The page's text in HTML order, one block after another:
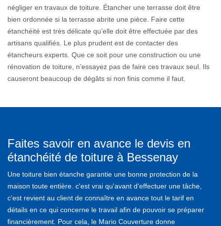
négliger en travaux de toiture. Étancher une terrasse doit être
bien ordonnée si la terrasse abrite une pièce. Faire cette
étanchéité est très délicate qu’elle doit être effectuée par des
artisans qualifiés. Le plus prudent est de contacter des
étancheurs experts. Que ce soit pour une construction ou une
rénovation de toiture, n’essayez pas de faire ces travaux seul. Ils
causeront beaucoup de dégâts si non finis comme il faut.
Faites savoir en avance le devis en
étanchéité de toiture à Bessenay
Une toiture bien étanche garantie une bonne protection de la
maison toute entière. c'est vrai qu'avant d'effectuer une tâche,
c'est revient au client de connaître en avance tout le tarif en
détails en ce qui concerne le travail afin de pouvoir se préparer
financièrement. Pour cela, le Mario Couverture donne